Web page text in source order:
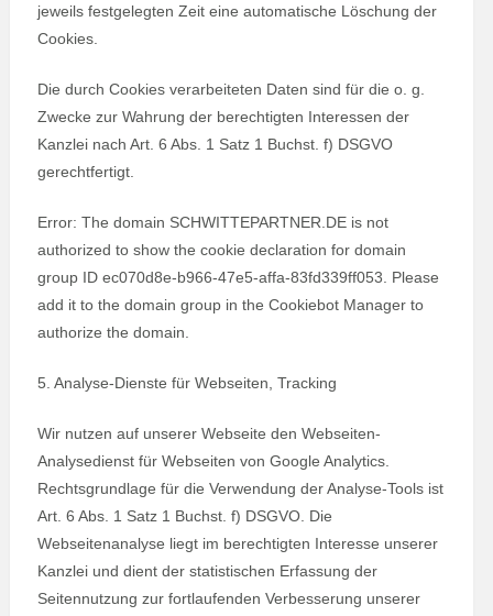
jeweils festgelegten Zeit eine automatische Löschung der
Cookies.
Die durch Cookies verarbeiteten Daten sind für die o. g.
Zwecke zur Wahrung der berechtigten Interessen der
Kanzlei nach Art. 6 Abs. 1 Satz 1 Buchst. f) DSGVO
gerechtfertigt.
Error: The domain SCHWITTEPARTNER.DE is not
authorized to show the cookie declaration for domain
group ID ec070d8e-b966-47e5-affa-83fd339ff053. Please
add it to the domain group in the Cookiebot Manager to
authorize the domain.
5. Analyse-Dienste für Webseiten, Tracking
Wir nutzen auf unserer Webseite den Webseiten-
Analysedienst für Webseiten von Google Analytics.
Rechtsgrundlage für die Verwendung der Analyse-Tools ist
Art. 6 Abs. 1 Satz 1 Buchst. f) DSGVO. Die
Webseitenanalyse liegt im berechtigten Interesse unserer
Kanzlei und dient der statistischen Erfassung der
Seitennutzung zur fortlaufenden Verbesserung unserer